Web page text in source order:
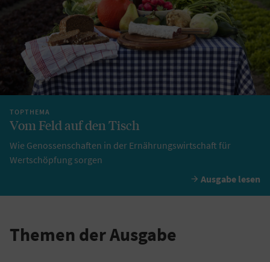
TOPTHEMA
Vom Feld auf den Tisch
Wie Genossenschaften in der Ernährungswirtschaft für
Wertschöpfung sorgen
 Ausgabe lesen
Themen der Ausgabe